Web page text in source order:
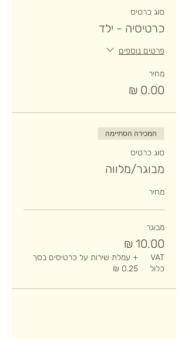
סוג כרטיס
כרטיסיה - ילד
פרטים נוספים
מחיר
המכירה הסתיימה
סוג כרטיס
מבוגר/מלווה
מחיר
מבוגר
VAT
כלול
+ עמלת שירות על כרטיסים בסך
‏0.25 ‏₪